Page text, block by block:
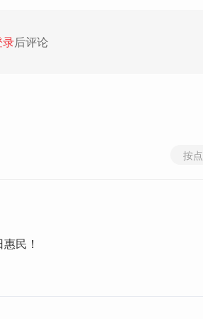
录后评论
按
民！